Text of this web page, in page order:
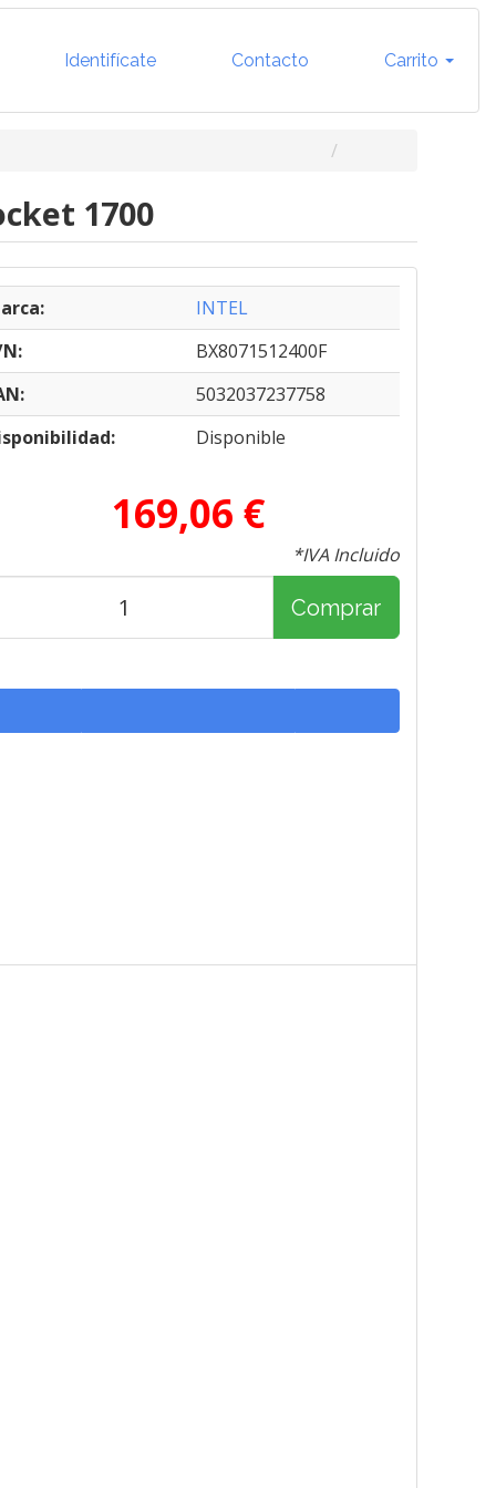
Identifícate Contacto Carrito
1700
INTEL
BX8071512400F
5032037237758
Disponible
169,06 €
*IVA Incluido
Comprar